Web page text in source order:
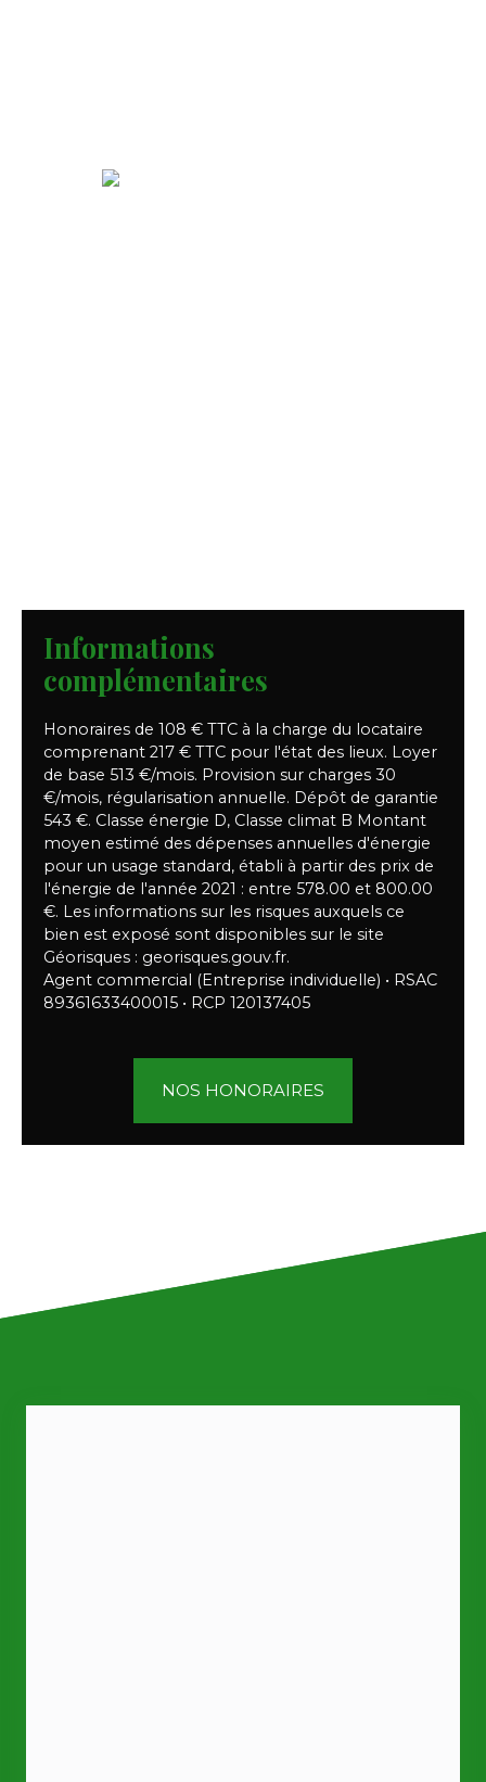
Informations
complémentaires
Honoraires de 108 € TTC à la charge du locataire
comprenant 217 € TTC pour l'état des lieux. Loyer
de base 513 €/mois. Provision sur charges 30
€/mois, régularisation annuelle. Dépôt de garantie
543 €. Classe énergie D, Classe climat B Montant
moyen estimé des dépenses annuelles d'énergie
pour un usage standard, établi à partir des prix de
l'énergie de l'année 2021 : entre 578.00 et 800.00
€. Les informations sur les risques auxquels ce
bien est exposé sont disponibles sur le site
Géorisques : georisques.gouv.fr.
Agent commercial (Entreprise individuelle) • RSAC
89361633400015 • RCP 120137405
NOS HONORAIRES